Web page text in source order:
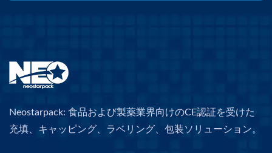
Neostarpack: 食品および製薬業界向けのCE認証を受けた
充填、キャッピング、ラベリング、包装ソリューション。